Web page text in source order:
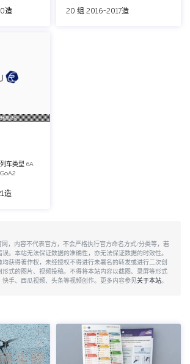
造 20 组 2016-2017造
有限公司
列车类型 6A
GoA2
造
网，内容不代表官方，不会严格执行官方命名方式/分类等，若
。本站无法保证数据的准确性，亦无法保证数据的时效性。
获得著作权，未经授权不得进行未署名的转发或进行二次创
式的图片、视频投稿。不得将本站内容以截图、录屏等形式
快手、西瓜视频、头条等视频创作。更多内容参见关于本站。